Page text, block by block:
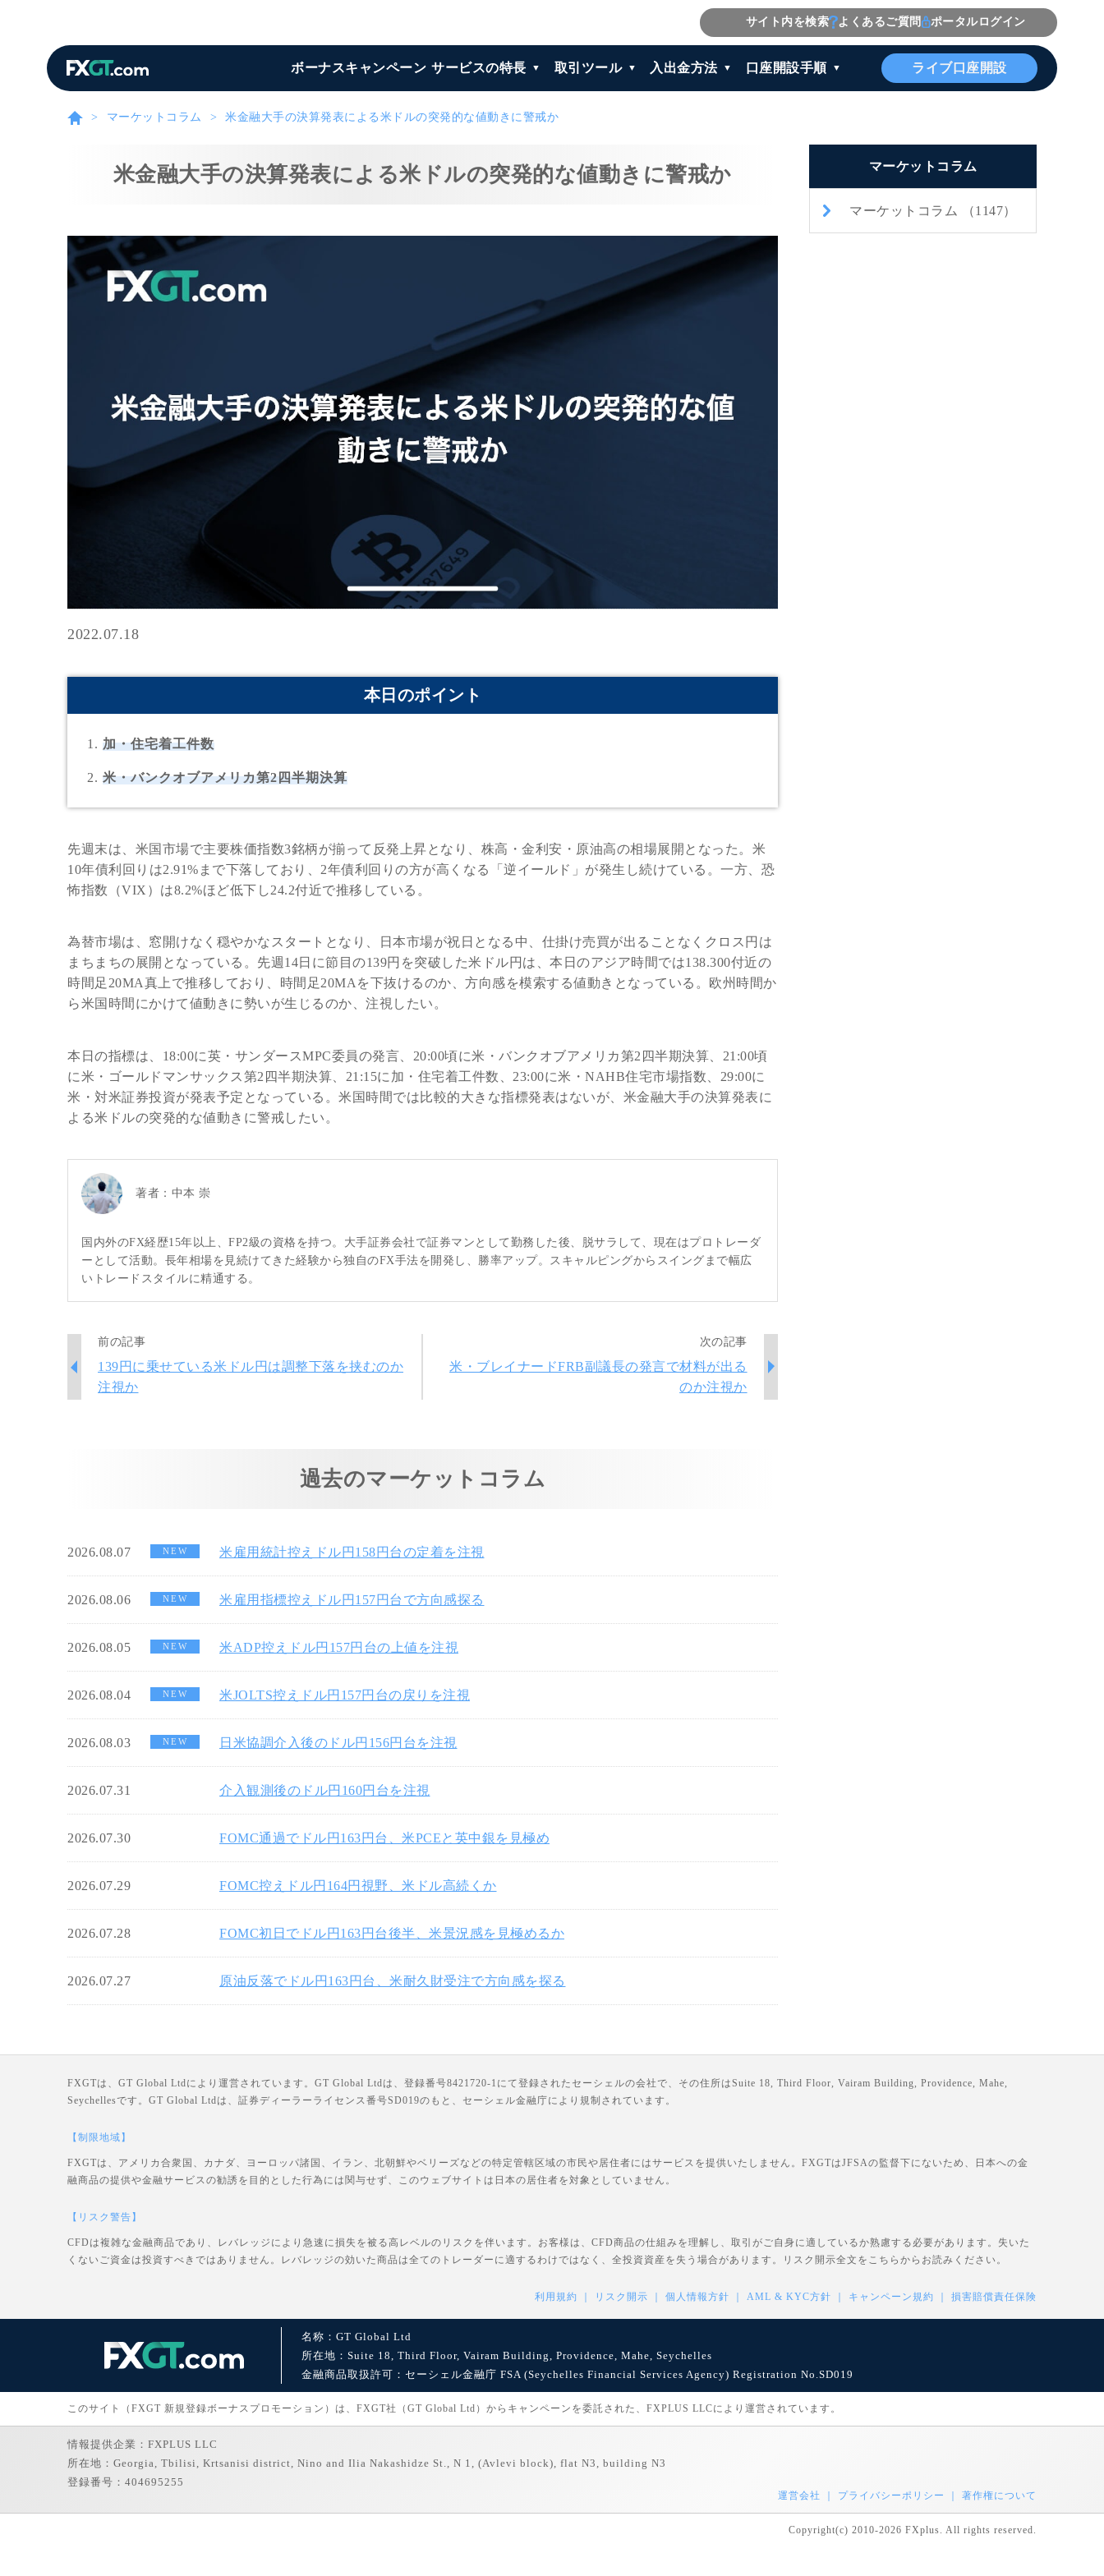
サイト内を検索 よくあるご質問 ポータルログイン
ボーナスキャンペーン サービスの特長 取引ツール 入出金方法 口座開設手順 ライブ口座開設
マーケットコラム 米金融大手の決算発表による米ドルの突発的な値動きに警戒か
米金融大手の決算発表による米ドルの突発的な値動きに警戒か
2022.07.18
本日のポイント
加・住宅着工件数
米・バンクオブアメリカ第2四半期決算
先週末は、米国市場で主要株価指数3銘柄が揃って反発上昇となり、株高・金利安・原油高の相場展開となった。米
10年債利回りは2.91%まで下落しており、2年債利回りの方が高くなる「逆イールド」が発生し続けている。一方、恐
怖指数（VIX）は8.2%ほど低下し24.2付近で推移している。
為替市場は、窓開けなく穏やかなスタートとなり、日本市場が祝日となる中、仕掛け売買が出ることなくクロス円は
まちまちの展開となっている。先週14日に節目の139円を突破した米ドル円は、本日のアジア時間では138.300付近の
時間足20MA真上で推移しており、時間足20MAを下抜けるのか、方向感を模索する値動きとなっている。欧州時間か
ら米国時間にかけて値動きに勢いが生じるのか、注視したい。
本日の指標は、18:00に英・サンダースMPC委員の発言、20:00頃に米・バンクオブアメリカ第2四半期決算、21:00頃
に米・ゴールドマンサックス第2四半期決算、21:15に加・住宅着工件数、23:00に米・NAHB住宅市場指数、29:00に
米・対米証券投資が発表予定となっている。米国時間では比較的大きな指標発表はないが、米金融大手の決算発表に
よる米ドルの突発的な値動きに警戒したい。
著者： 中本 崇
国内外のFX経歴15年以上、FP2級の資格を持つ。大手証券会社で証券マンとして勤務した後、脱サラして、現在はプロトレーダ
ーとして活動。長年相場を見続けてきた経験から独自のFX手法を開発し、勝率アップ。スキャルピングからスイングまで幅広
いトレードスタイルに精通する。
前の記事
139円に乗せている米ドル円は調整下落を挟むのか
注視か
次の記事
米・ブレイナードFRB副議長の発言で材料が出る
のか注視か
過去のマーケットコラム
2026.08.07 NEW 米雇用統計控えドル円158円台の定着を注視
2026.08.06 NEW 米雇用指標控えドル円157円台で方向感探る
2026.08.05 NEW 米ADP控えドル円157円台の上値を注視
2026.08.04 NEW 米JOLTS控えドル円157円台の戻りを注視
2026.08.03 NEW 日米協調介入後のドル円156円台を注視
2026.07.31 介入観測後のドル円160円台を注視
2026.07.30 FOMC通過でドル円163円台、米PCEと英中銀を見極め
2026.07.29 FOMC控えドル円164円視野、米ドル高続くか
2026.07.28 FOMC初日でドル円163円台後半、米景況感を見極めるか
2026.07.27 原油反落でドル円163円台、米耐久財受注で方向感を探る
マーケットコラム
マーケットコラム （1147）
FXGTは、GT Global Ltdにより運営されています。GT Global Ltdは、登録番号8421720-1にて登録されたセーシェルの会社で、その住所はSuite 18, Third Floor, Vairam Building, Providence, Mahe,
Seychellesです。GT Global Ltdは、証券ディーラーライセンス番号SD019のもと、セーシェル金融庁により規制されています。
【制限地域】
FXGTは、アメリカ合衆国、カナダ、ヨーロッパ諸国、イラン、北朝鮮やベリーズなどの特定管轄区域の市民や居住者にはサービスを提供いたしません。FXGTはJFSAの監督下にないため、日本への金
融商品の提供や金融サービスの勧誘を目的とした行為には関与せず、このウェブサイトは日本の居住者を対象としていません。
【リスク警告】
CFDは複雑な金融商品であり、レバレッジにより急速に損失を被る高レベルのリスクを伴います。お客様は、CFD商品の仕組みを理解し、取引がご自身に適しているか熟慮する必要があります。失いた
くないご資金は投資すべきではありません。レバレッジの効いた商品は全てのトレーダーに適するわけではなく、全投資資産を失う場合があります。リスク開示全文を こちら からお読みください。
利用規約 リスク開示 個人情報方針 AML & KYC方針 キャンペーン規約 損害賠償責任保険
名称：GT Global Ltd
所在地：Suite 18, Third Floor, Vairam Building, Providence, Mahe, Seychelles
金融商品取扱許可：セーシェル金融庁 FSA (Seychelles Financial Services Agency) Registration No.SD019
このサイト（FXGT 新規登録ボーナスプロモーション）は、FXGT社（GT Global Ltd）からキャンペーンを委託された、FXPLUS LLCにより運営されています。
情報提供企業：FXPLUS LLC
所在地：Georgia, Tbilisi, Krtsanisi district, Nino and Ilia Nakashidze St., N 1, (Avlevi block), flat N3, building N3
登録番号：404695255
運営会社 プライバシーポリシー 著作権について
Copyright(c) 2010-2026 FXplus. All rights reserved.